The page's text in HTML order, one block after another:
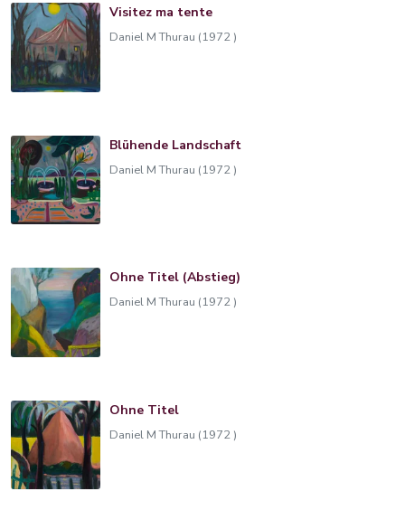
Visitez ma tente
Daniel M Thurau (1972 )
Blühende Landschaft
Daniel M Thurau (1972 )
Ohne Titel (Abstieg)
Daniel M Thurau (1972 )
Ohne Titel
Daniel M Thurau (1972 )